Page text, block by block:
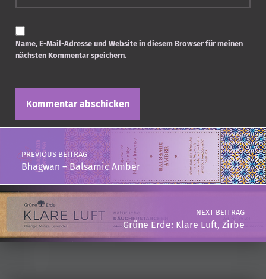
Name, E-Mail-Adresse und Website in diesem Browser für meinen
nächsten Kommentar speichern.
Post navigation
PREVIOUS BEITRAG
Bhagwan – Balsamic Amber
NEXT BEITRAG
Grüne Erde: Klare Luft, Zirbe